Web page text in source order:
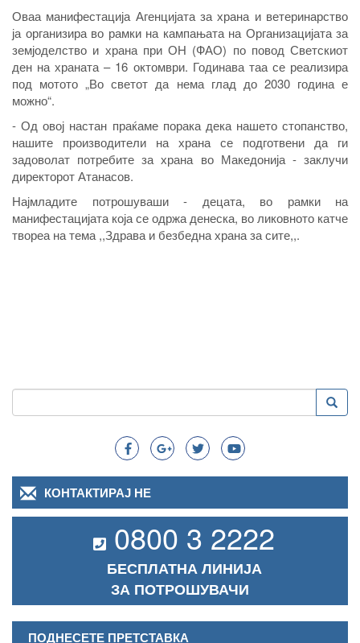
Оваа манифестација Агенцијата за храна и ветеринарство
ја организира во рамки на кампањата на Организацијата за
земјоделство и храна при ОН (ФАО) по повод Светскиот
ден на храната – 16 октомври. Годинава таа се реализира
под мотото „Во светот да нема глад до 2030 година е
можно“.
- Од овој настан праќаме порака дека нашето стопанство,
нашите производители на храна се подготвени да ги
задоволат потребите за храна во Македонија - заклучи
директорот Атанасов.
Најмладите потрошуваши - децата, во рамки на
манифестацијата која се одржа денеска, во ликовното катче
твореа на тема ,,Здрава и безбедна храна за сите,,.
Search
Пребарување
КОНТАКТИРАЈ НЕ
0800 3 2222
БЕСПЛАТНА ЛИНИЈА
ЗА ПОТРОШУВАЧИ
ПОДНЕСЕТЕ ПРЕТСТАВКА